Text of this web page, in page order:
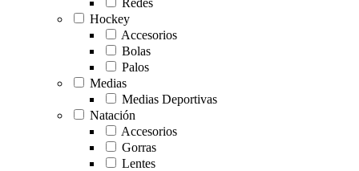
Hockey
Accesorios
Bolas
Palos
Medias
Medias Deportivas
Natación
Accesorios
Gorras
Lentes